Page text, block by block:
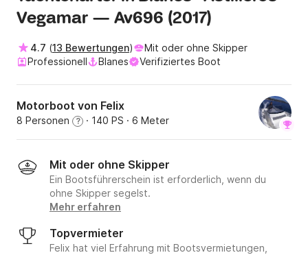
Vegamar — Av696 (2017)
4.7 (13 Bewertungen)
Mit oder ohne Skipper
Professionell
Blanes Verifiziertes Boot
Motorboot von Felix
8 Personen ? · 140 PS · 6 Meter
Mit oder ohne Skipper
Ein Bootsführerschein ist erforderlich, wenn du
ohne Skipper segelst.
Mehr erfahren
Topvermieter
Felix hat viel Erfahrung mit Bootsvermietungen,